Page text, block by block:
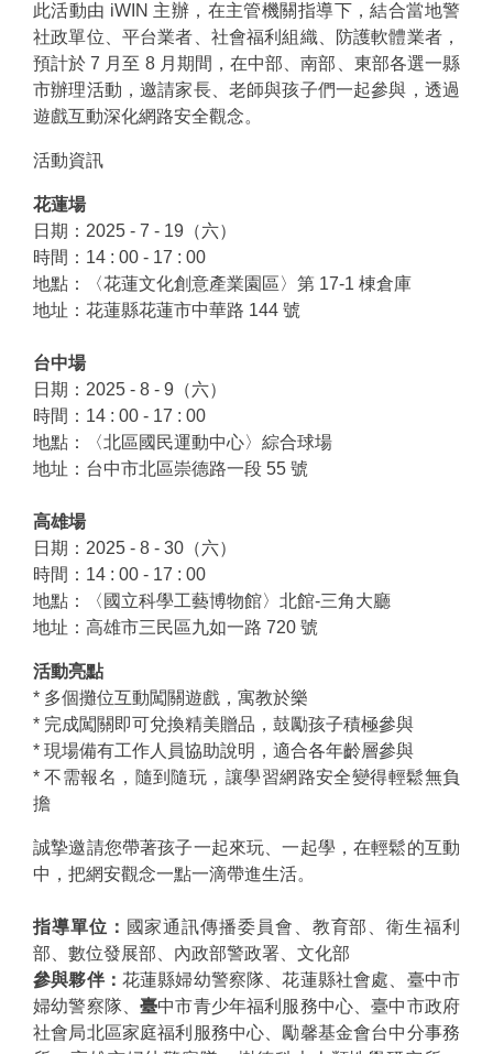
此活動由 iWIN 主辦，在主管機關指導下，結合當地警
社政單位、平台業者、社會福利組織、防護軟體業者，
預計於 7 月至 8 月期間，在中部、南部、東部各選一縣
市辦理活動，邀請家長、老師與孩子們一起參與，透過
遊戲互動深化網路安全觀念。
活動資訊
花蓮場
日期：2025 - 7 - 19（六）
時間：14 : 00 - 17 : 00
地點：〈花蓮文化創意產業園區〉第 17-1 棟倉庫
地址：花蓮縣花蓮市中華路 144 號
台中場
日期：2025 - 8 - 9（六）
時間：14 : 00 - 17 : 00
地點：〈北區國民運動中心〉綜合球場
地址：台中市北區崇德路一段 55 號
高雄場
日期：2025 - 8 - 30（六）
時間：14 : 00 - 17 : 00
地點：〈國立科學工藝博物館〉北館-三角大廳
地址：高雄市三民區九如一路 720 號
活動亮點
* 多個攤位互動闖關遊戲，寓教於樂
* 完成闖關即可兌換精美贈品，鼓勵孩子積極參與
* 現場備有工作人員協助說明，適合各年齡層參與
* 不需報名，隨到隨玩，讓學習網路安全變得輕鬆無負
擔
誠摯邀請您帶著孩子一起來玩、一起學，在輕鬆的互動
中，把網安觀念一點一滴帶進生活。
指導單位： 國家通訊傳播委員會、教育部、衛生福利
部、數位發展部、內政部警政署、文化部
參與夥伴： 花蓮縣婦幼警察隊、花蓮縣社會處、臺中市
婦幼警察隊、臺中市青少年福利服務中心、臺中市政府
社會局北區家庭福利服務中心、勵馨基金會台中分事務